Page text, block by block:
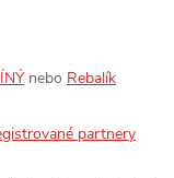
nebo Rebalík
partnery